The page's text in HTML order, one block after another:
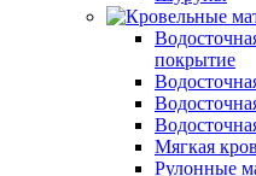
покрытие
Мягкая
Рулонные